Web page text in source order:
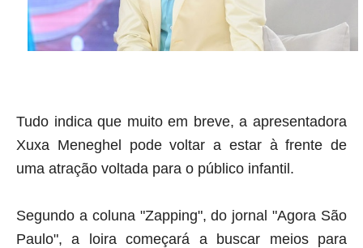
Tudo indica que muito em breve, a apresentadora
Xuxa Meneghel pode voltar a estar à frente de
uma atração voltada para o público infantil.
Segundo a coluna "Zapping", do jornal "Agora São
Paulo", a loira começará a buscar meios para